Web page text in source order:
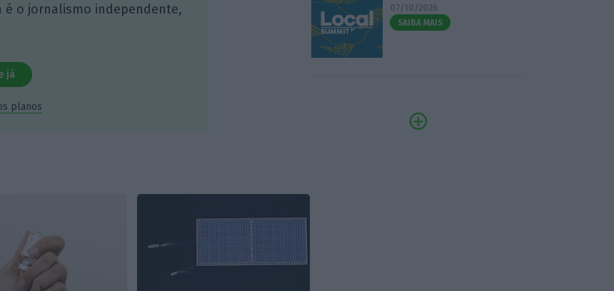
o jornalismo independente,
já
planos
07/10/2026
SAIBA MAIS